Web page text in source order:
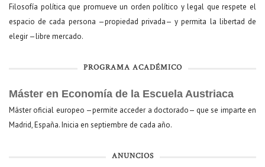
Filosofía política que promueve un orden político y legal que respete el
espacio de cada persona —propiedad privada— y permita la libertad de
elegir —libre mercado.
PROGRAMA ACADÉMICO
Máster en Economía de la Escuela Austriaca
Máster oficial europeo —permite acceder a doctorado— que se imparte en
Madrid, España. Inicia en septiembre de cada año.
ANUNCIOS